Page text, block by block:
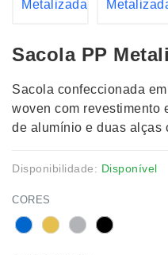
Sacola PP
Sacola confeccionada
woven com revestimento
de alumínio e duas alças
Disponibilidade: Disponível
CORES